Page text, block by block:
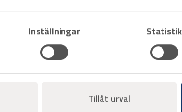
Inställningar Statistik
Tillåt urval
OK Tigrod 12.64 2,4 mm
Offertpris